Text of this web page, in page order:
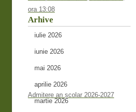
ora 13:08
Admitere an școlar 2026-2027
Arhive
iulie 2026
iunie 2026
mai 2026
aprilie 2026
martie 2026